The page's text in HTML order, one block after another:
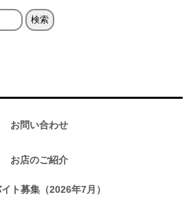
お問い合わせ
お店のご紹介
ト募集（2026年7月）